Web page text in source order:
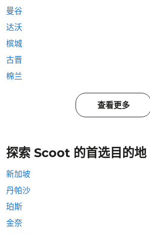
曼谷
达沃
槟城
古晋
棉兰
查看更多
探索 Scoot 的首选目的地
新加坡
丹帕沙
珀斯
金奈